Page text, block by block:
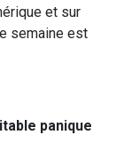
et sur
semaine est
panique